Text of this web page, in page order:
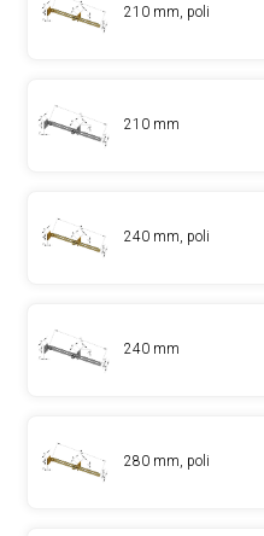
210 mm, poli
210 mm
240 mm, poli
240 mm
280 mm, poli